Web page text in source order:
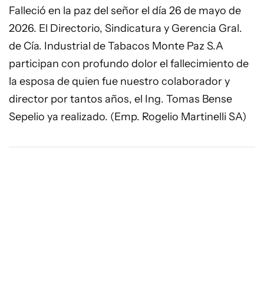
Falleció en la paz del señor el día 26 de mayo de
2026. El Directorio, Sindicatura y Gerencia Gral.
de Cía. Industrial de Tabacos Monte Paz S.A
participan con profundo dolor el fallecimiento de
la esposa de quien fue nuestro colaborador y
director por tantos años, el Ing. Tomas Bense
Sepelio ya realizado. (Emp. Rogelio Martinelli SA)